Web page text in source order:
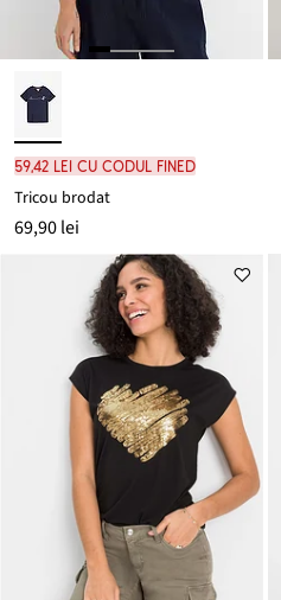
59,42 lei cu codul FINED
Tricou brodat
69,90 lei